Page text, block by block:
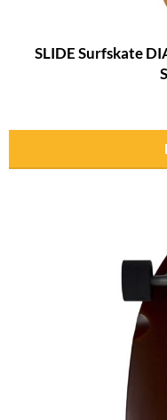
SLIDE Surfskate